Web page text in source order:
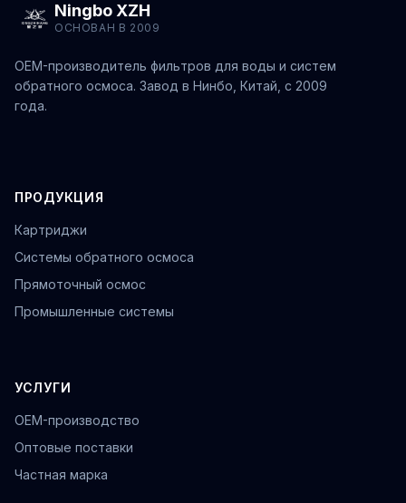
Ningbo XZH
ОСНОВАН В 2009
OEM-производитель фильтров для воды и систем
обратного осмоса. Завод в Нинбо, Китай, с 2009
года.
ПРОДУКЦИЯ
Картриджи
Системы обратного осмоса
Прямоточный осмос
Промышленные системы
УСЛУГИ
OEM-производство
Оптовые поставки
Частная марка